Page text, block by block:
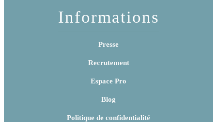
Informations
Presse
Recrutement
Espace Pro
Blog
Politique de confidentialité